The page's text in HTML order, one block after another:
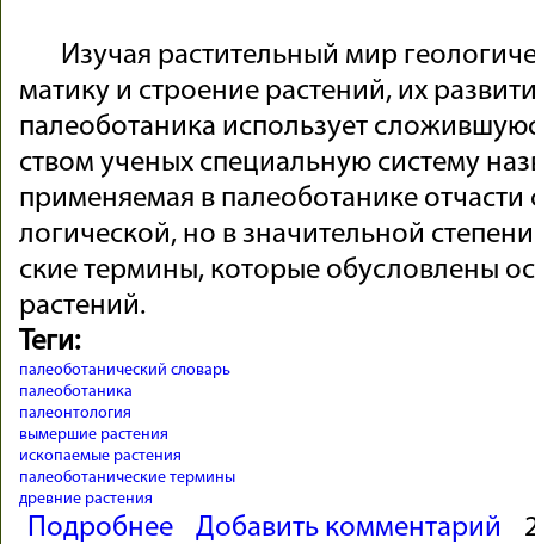
Изу­чая рас­ти­тель­ный мир
ма­тику и строе­ние рас­те­ний, их
па­лео­бо­та­ника ис­поль­зует
ст­вом уче­ных спе­ци­аль­ную сис­тему
при­ме­няе­мая в па­лео­бо­та­нике
ло­ги­че­ской, но в зна­чи­тель­ной
ские тер­мины, ко­то­рые обу­слов­лены
рас­те­ний.
Теги:
палеоботанический словарь
палеоботаника
палеонтология
вымершие растения
ископаемые растения
палеоботанические термины
древние растения
Подробнее о Палеоботанический словарь
Добавить комментарий